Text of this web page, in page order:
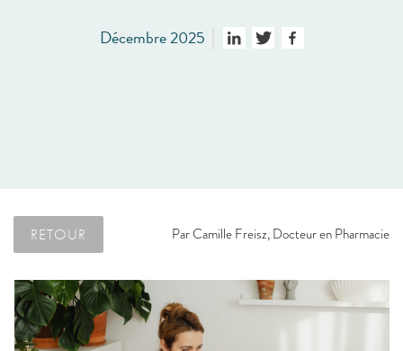
Décembre 2025
RETOUR ParCamille Freisz, Docteur en Pharmacie